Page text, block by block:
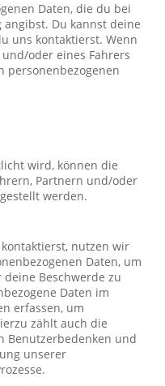
Daten, die du bei
Du kannst deine
uns kontaktierst. Wenn
oder eines Fahrers
personenbezogenen
wird, können die
Partnern und/oder
werden.
nutzen wir
Daten, um
Beschwerde zu
Daten im
erfassen, um
zählt auch die
Benutzerbedenken und
unserer